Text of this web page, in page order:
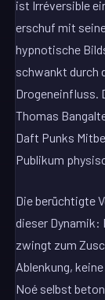
ist Irréversible
erschuf mit
hypnotische
schwankt durch
Drogeneinfluss.
Thomas
Daft Punks
Publikum
Die berüchtigte
dieser Dynamik:
zwingt zum
Ablenkung,
Noé selbst